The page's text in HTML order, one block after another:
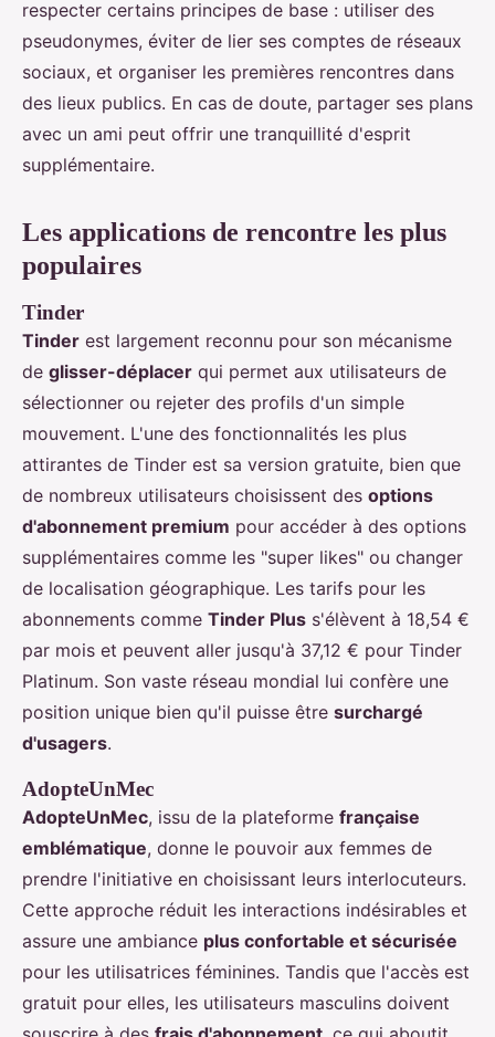
respecter certains principes de base : utiliser des
pseudonymes, éviter de lier ses comptes de réseaux
sociaux, et organiser les premières rencontres dans
des lieux publics. En cas de doute, partager ses plans
avec un ami peut offrir une tranquillité d'esprit
supplémentaire.
Les applications de rencontre les plus
populaires
Tinder
Tinder est largement reconnu pour son mécanisme
de glisser-déplacer qui permet aux utilisateurs de
sélectionner ou rejeter des profils d'un simple
mouvement. L'une des fonctionnalités les plus
attirantes de Tinder est sa version gratuite, bien que
de nombreux utilisateurs choisissent des options
d'abonnement premium pour accéder à des options
supplémentaires comme les "super likes" ou changer
de localisation géographique. Les tarifs pour les
abonnements comme Tinder Plus s'élèvent à 18,54 €
par mois et peuvent aller jusqu'à 37,12 € pour Tinder
Platinum. Son vaste réseau mondial lui confère une
position unique bien qu'il puisse être surchargé
d'usagers.
AdopteUnMec
AdopteUnMec, issu de la plateforme française
emblématique, donne le pouvoir aux femmes de
prendre l'initiative en choisissant leurs interlocuteurs.
Cette approche réduit les interactions indésirables et
assure une ambiance plus confortable et sécurisée
pour les utilisatrices féminines. Tandis que l'accès est
gratuit pour elles, les utilisateurs masculins doivent